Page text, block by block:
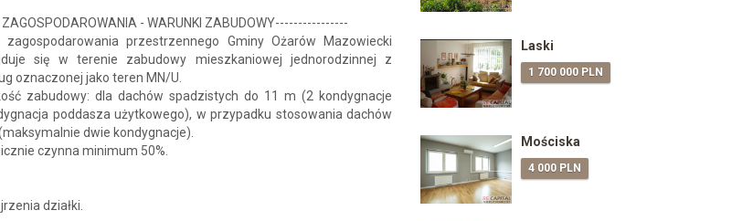
- WARUNKI ZABUDOWY----------------
przestrzennego Gminy Ożarów Mazowiecki
się w terenie zabudowy mieszkaniowej jednorodzinnej z
oznaczonej jako teren MN/U.
zabudowy: dla dachów spadzistych do 11 m (2 kondygnacje
poddasza użytkowego), w przypadku stosowania dachów
dwie kondygnacje).
czynna minimum 50%.
działki.
Laski
1 700 000 PLN
Mościska
4 000 PLN